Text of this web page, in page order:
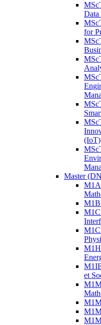
for
(IoT)
Master
et